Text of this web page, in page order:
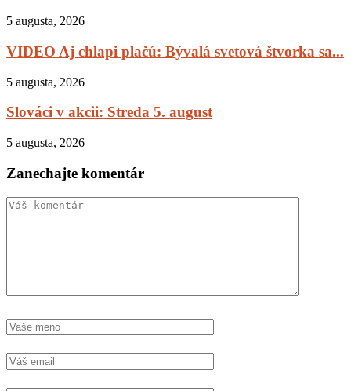
5 augusta, 2026
VIDEO Aj chlapi plačú: Bývalá svetová štvorka sa...
5 augusta, 2026
Slováci v akcii: Streda 5. august
5 augusta, 2026
Zanechajte komentár